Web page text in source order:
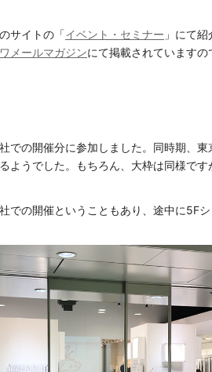
サイトの「イベント・セミナー 」にて
メールマガジンにて掲載されていますの
での開催分に参加しました。同時期、
ようでした。もちろん、大枠は同様で
での開催ということもあり、途中に5F